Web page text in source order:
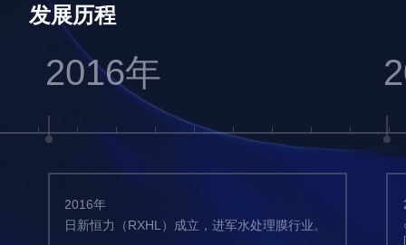
发展历程
2016年
2016年
日新恒力（RXHL）成立，进军水处理膜行业。